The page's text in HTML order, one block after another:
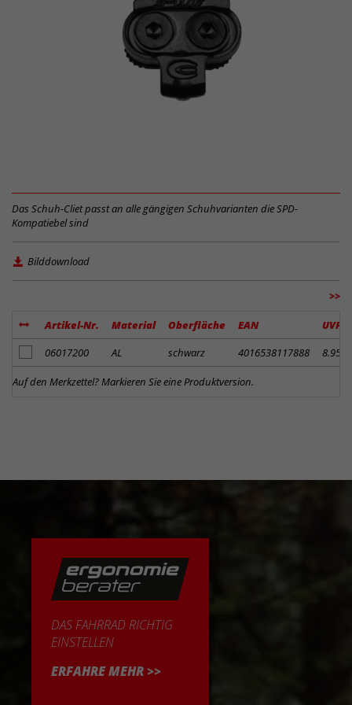
Das Schuh-Cliet passt an alle gängigen Schuhvarianten die SPD-
Kompatiebel sind
Bilddownload
>>
Artikel-Nr. Material Oberfläche EAN
UVP
Artikel zum Merkzettel hinzufügen
06017200 AL schwarz 4016538117888 8.95
Auf den Merkzettel? Markieren Sie eine Produktversion.
DAS FAHRRAD RICHTIG
EINSTELLEN
ERFAHRE MEHR >>